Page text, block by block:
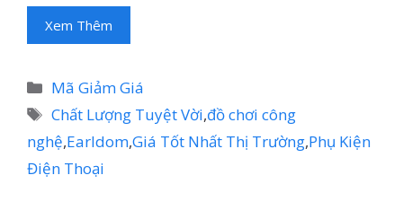
Xem Thêm
Danh
mục
Mã Giảm Giá
Thẻ
Chất Lượng Tuyệt Vời,đồ chơi công
nghệ,Earldom,Giá Tốt Nhất Thị Trường,Phụ Kiện
Điện Thoại